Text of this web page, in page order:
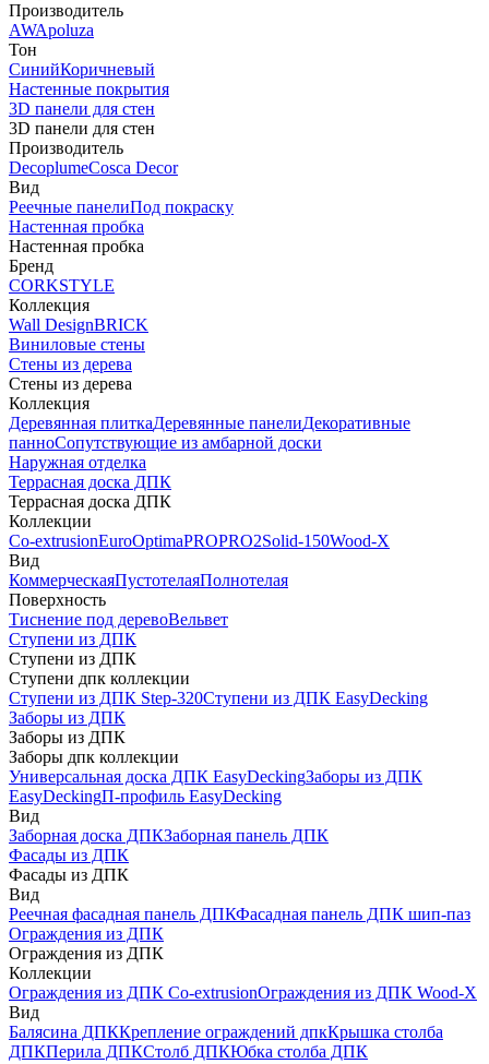
Производитель
AWApoluza
Тон
СинийКоричневый
Настенные покрытия
3D панели для стен
3D панели для стен
Производитель
DecoplumeCosca Decor
Вид
Реечные панелиПод покраску
Настенная пробка
Настенная пробка
Бренд
CORKSTYLE
Коллекция
Wall DesignBRICK
Виниловые стены
Стены из дерева
Стены из дерева
Коллекция
Деревянная плиткаДеревянные панелиДекоративные
панноСопутствующие из амбарной доски
Наружная отделка
Террасная доска ДПК
Террасная доска ДПК
Коллекции
Co-extrusionEuroOptimaPROPRO2Solid-150Wood-X
Вид
КоммерческаяПустотелаяПолнотелая
Поверхность
Тиснение под деревоВельвет
Ступени из ДПК
Ступени из ДПК
Ступени дпк коллекции
Ступени из ДПК Step-320Ступени из ДПК EasyDecking
Заборы из ДПК
Заборы из ДПК
Заборы дпк коллекции
Универсальная доска ДПК EasyDeckingЗаборы из ДПК
EasyDeckingП-профиль EasyDecking
Вид
Заборная доска ДПКЗаборная панель ДПК
Фасады из ДПК
Фасады из ДПК
Вид
Реечная фасадная панель ДПКФасадная панель ДПК шип-паз
Ограждения из ДПК
Ограждения из ДПК
Коллекции
Ограждения из ДПК Co-extrusionОграждения из ДПК Wood-X
Вид
Балясина ДПККрепление ограждений дпкКрышка столба
ДПКПерила ДПКСтолб ДПКЮбка столба ДПК